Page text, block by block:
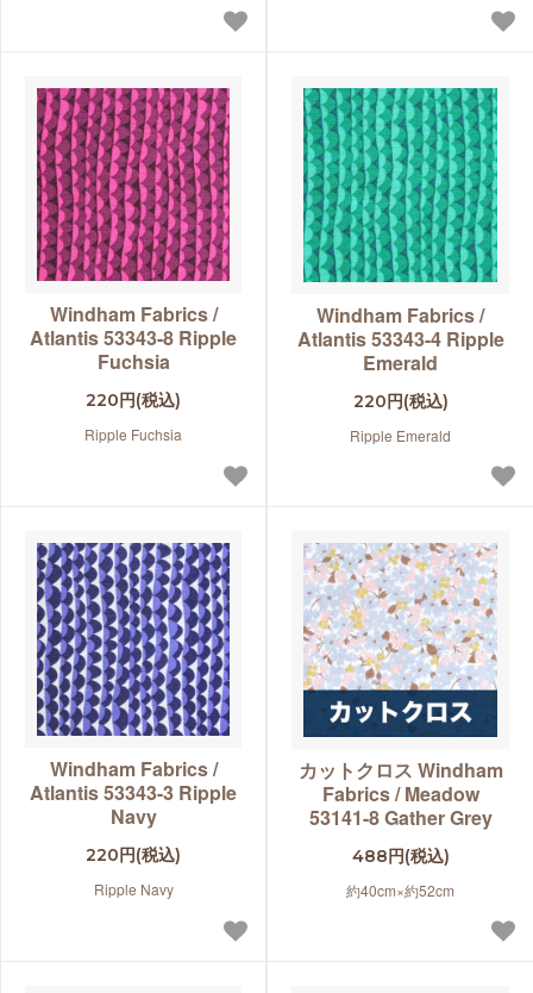
Windham Fabrics /
Atlantis 53343-8 Ripple
Fuchsia
220円(税込)
Ripple Fuchsia
Windham Fabrics /
Atlantis 53343-4 Ripple
Emerald
220円(税込)
Ripple Emerald
Windham Fabrics /
Atlantis 53343-3 Ripple
Navy
220円(税込)
Ripple Navy
カットクロス Windham
Fabrics / Meadow
53141-8 Gather Grey
488円(税込)
約40cm×約52cm